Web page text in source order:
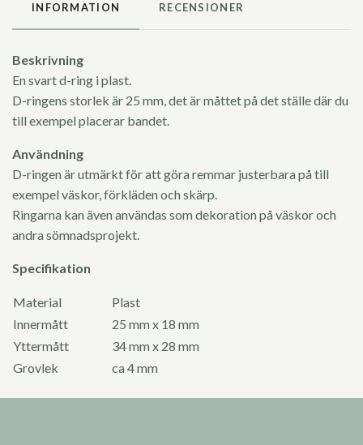
INFORMATION RECENSIONER
Beskrivning
En svart d-ring i plast.
D-ringens storlek är 25 mm, det är måttet på det ställe där du
till exempel placerar bandet.
Användning
D-ringen är utmärkt för att göra remmar justerbara på till
exempel väskor, förkläden och skärp.
Ringarna kan även användas som dekoration på väskor och
andra sömnadsprojekt.
Specifikation
Material
Plast
Innermått
25 mm x 18 mm
Yttermått
34 mm x 28 mm
Grovlek
ca 4 mm